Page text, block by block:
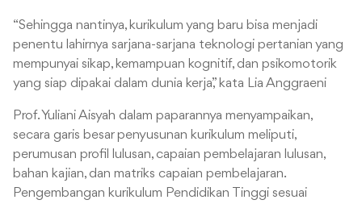
“Sehingga nantinya, kurikulum yang baru bisa menjadi
penentu lahirnya sarjana-sarjana teknologi pertanian yang
mempunyai sikap, kemampuan kognitif, dan psikomotorik
yang siap dipakai dalam dunia kerja,” kata Lia Anggraeni
Prof. Yuliani Aisyah dalam paparannya menyampaikan,
secara garis besar penyusunan kurikulum meliputi,
perumusan profil lulusan, capaian pembelajaran lulusan,
bahan kajian, dan matriks capaian pembelajaran.
Pengembangan kurikulum Pendidikan Tinggi sesuai